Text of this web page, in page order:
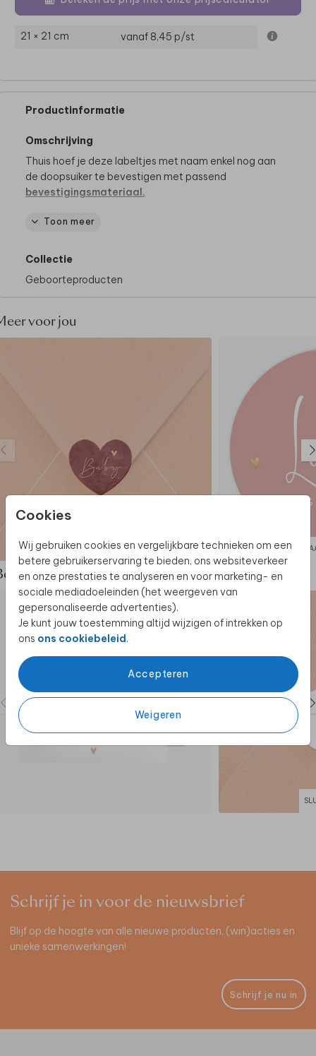
Cookies
Wij gebruiken cookies en vergelijkbare technieken om een
betere gebruikerservaring te bieden, ons websiteverkeer
en onze prestaties te analyseren en voor marketing- en
sociale mediadoeleinden (het weergeven van
gepersonaliseerde advertenties).
Je kunt jouw toestemming altijd wijzigen of intrekken op
ons ons cookiebeleid.
Accepteren
Weigeren
21 × 21 cm vanaf 8,45 p/st
Productinformatie
Omschrijving
Thuis hoef je deze labeltjes met naam enkel nog aan
de doopsuiker te bevestigen met passend
bevestigingsmateriaal.
Dit product maakt deel uit van
Toon meer
Collectie
Geboorteproducten
voor jou
SLUITSTICKER
de complete set
Schrijf je in voor de nieuwsbrief
Blijf op de hoogte van alle nieuwe producten, (win)acties en
unieke samenwerkingen!
Schrijf je nu in